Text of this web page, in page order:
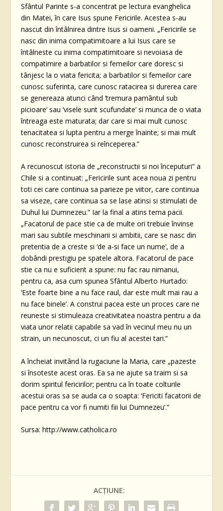
Sfântul Parinte s-a concentrat pe lectura evanghelica
din Matei, în care Isus spune Fericirile. Acestea s-au
nascut din întâlnirea dintre Isus si oameni. „Fericirile se
nasc din inima compatimitoare a lui Isus care se
întâlneste cu inima compatimitoare si nevoiasa de
compatimire a barbatilor si femeilor care doresc si
tânjesc la o viata fericita; a barbatilor si femeilor care
cunosc suferinta, care cunosc ratacirea si durerea care
se genereaza atunci când ‘tremura pamântul sub
picioare’ sau ‘visele sunt scufundate’ si munca de o viata
întreaga este maturata; dar care si mai mult cunosc
tenacitatea si lupta pentru a merge înainte; si mai mult
cunosc reconstruirea si reînceperea.”
A recunoscut istoria de „reconstructii si noi începuturi” a
Chile si a continuat: „Fericirile sunt acea noua zi pentru
toti cei care continua sa parieze pe viitor, care continua
sa viseze, care continua sa se lase atinsi si stimulati de
Duhul lui Dumnezeu.” Iar la final a atins tema pacii.
„Facatorul de pace stie ca de multe ori trebuie învinse
mari sau subtile meschinarii si ambitii, care se nasc din
pretentia de a creste si ‘de a-si face un nume’, de a
dobândi prestigiu pe spatele altora. Facatorul de pace
stie ca nu e suficient a spune: nu fac rau nimanui,
pentru ca, asa cum spunea Sfântul Alberto Hurtado:
‘Este foarte bine a nu face raul, dar este mult mai rau a
nu face binele’. A construi pacea este un proces care ne
reuneste si stimuleaza creativitatea noastra pentru a da
viata unor relatii capabile sa vad în vecinul meu nu un
strain, un necunoscut, ci un fiu al acestei tari.”
A încheiat invitând la rugaciune la Maria, care „pazeste
si însoteste acest oras. Ea sa ne ajute sa traim si sa
dorim spiritul fericirilor; pentru ca în toate colturile
acestui oras sa se auda ca o soapta: ‘Fericiti facatorii de
pace pentru ca vor fi numiti fiii lui Dumnezeu’.”
Sursa: http://www.catholica.ro
ACȚIUNE: